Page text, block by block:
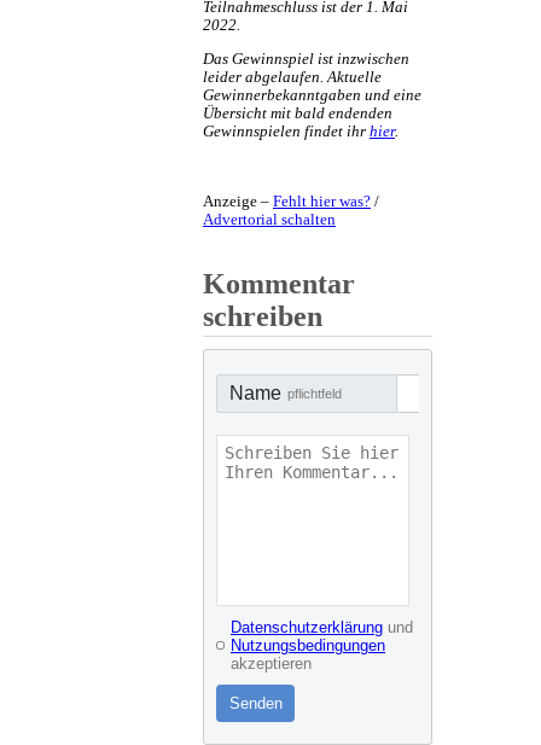
Teilnahmeschluss ist der 1. Mai
2022.
Das Gewinnspiel ist inzwischen
leider abgelaufen. Aktuelle
Gewinnerbekanntgaben und eine
Übersicht mit bald endenden
Gewinnspielen findet ihr hier.
Anzeige – Fehlt hier was? /
Advertorial schalten
Kommentar
schreiben
Name pflichtfeld
Datenschutzerklärung und
Nutzungsbedingungen
akzeptieren
Senden